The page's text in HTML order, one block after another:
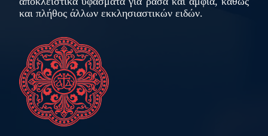
και πλήθος άλλων εκκλησιαστικών ειδών.